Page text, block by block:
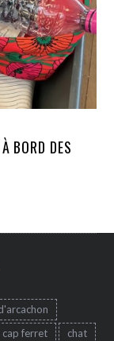
BORD DES
cap ferret
chat